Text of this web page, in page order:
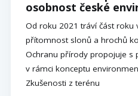
osobnost české
Od roku 2021 tráví část roku
přítomnost slonů a hrochů
Ochranu přírody propojuje s
v rámci konceptu
Zkušenosti z terénu